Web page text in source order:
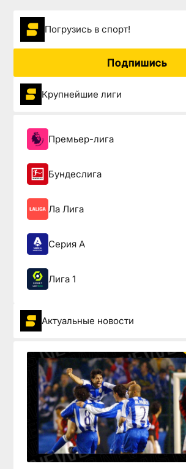
Погрузиcь в спорт!
Подпишись
Крупнейшие лиги
Премьер-лига
Бундеслига
Ла Лига
Серия А
Лига 1
Актуальные новости